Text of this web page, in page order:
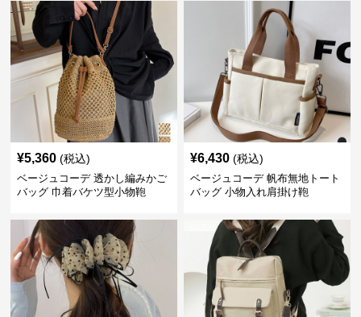
¥5,360 (税込)
ベージュコーデ 透かし編みかご
バッグ 巾着バケツ型小物鞄
¥6,430 (税込)
ベージュコーデ 帆布無地トート
バッグ 小物入れ肩掛け鞄